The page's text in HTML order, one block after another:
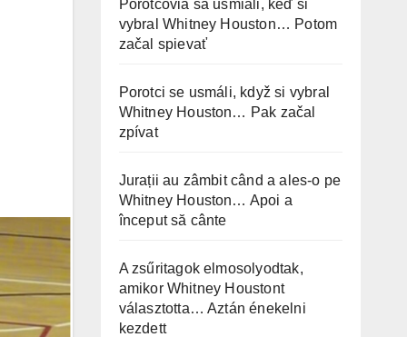
Porotcovia sa usmiali, keď si
vybral Whitney Houston… Potom
začal spievať
Porotci se usmáli, když si vybral
Whitney Houston… Pak začal
zpívat
Jurații au zâmbit când a ales-o pe
Whitney Houston… Apoi a
început să cânte
A zsűritagok elmosolyodtak,
amikor Whitney Houstont
választotta… Aztán énekelni
kezdett